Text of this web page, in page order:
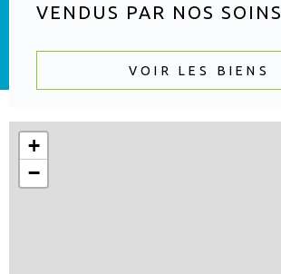
+
−
VENDUS PAR NOS SOINS
VOIR LES BIENS